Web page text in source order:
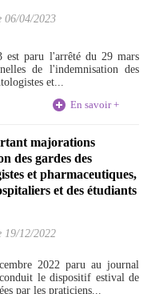
06/04/2023
paru l'arrêté du 29 mars
de l'indemnisation des
et...
En savoir +
majorations
des gardes des
et pharmaceutiques,
et des étudiants
19/12/2022
2022 paru au journal
le dispositif estival de
par les praticiens...